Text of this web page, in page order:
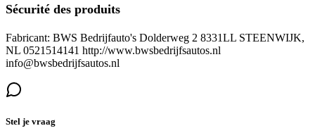
Sécurité des produits
Fabricant: BWS Bedrijfauto's Dolderweg 2 8331LL STEENWIJK,
NL 0521514141 http://www.bwsbedrijfsautos.nl
info@bwsbedrijfsautos.nl
Stel je vraag